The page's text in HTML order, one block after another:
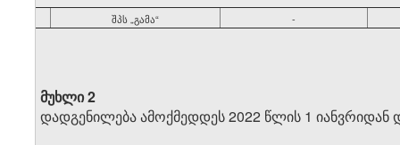
შპს „გამა“ -
მუხლი 2
დადგენილება ამოქმედდეს 2022 წლის 1 იანვრიდან